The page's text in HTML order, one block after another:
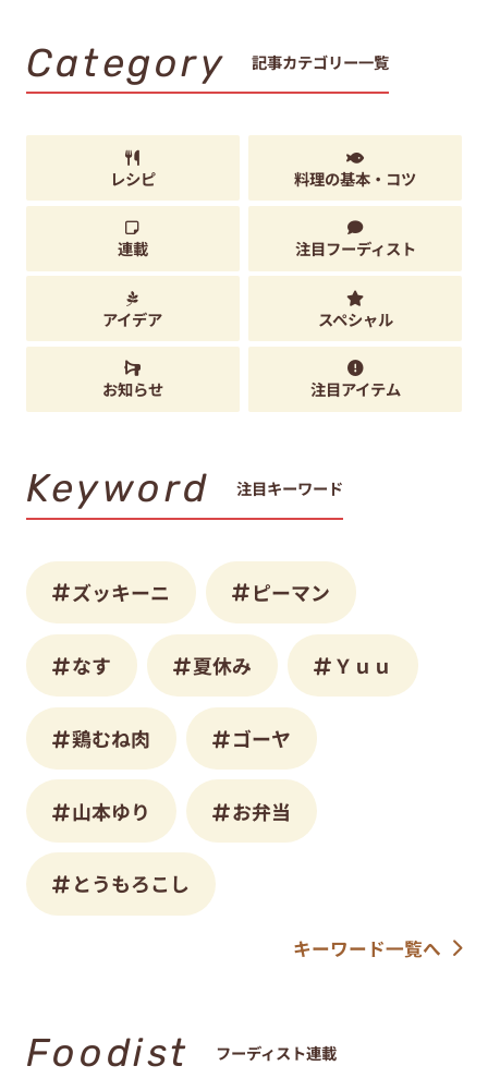
Category 記事カテゴリー一覧
レシピ 料理の基本・コツ
連載 注目フーディスト
アイデア スペシャル
お知らせ 注目アイテム
Keyword 注目キーワード
ズッキーニ ピーマン
なす 夏休み Ｙｕｕ
鶏むね肉 ゴーヤ
山本ゆり お弁当
とうもろこし
キーワード一覧へ
Foodist フーディスト連載